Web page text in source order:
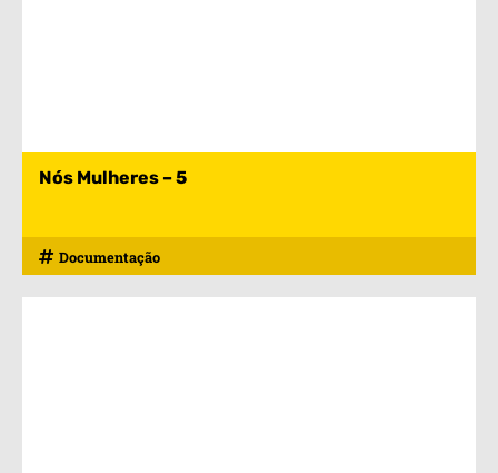
Nós Mulheres – 5
Documentação